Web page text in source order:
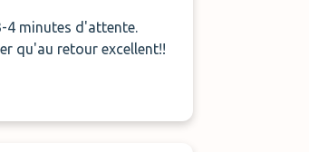
4 minutes d'attente.
qu'au retour excellent!!